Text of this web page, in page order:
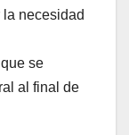
necesidad
se
al final de